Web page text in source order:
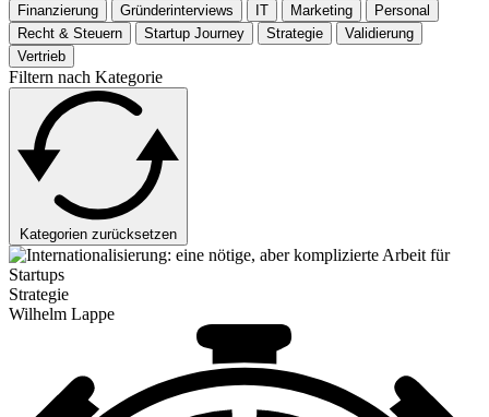
Finanzierung Gründerinterviews IT Marketing
Personal
Recht & Steuern
Startup Journey Strategie
Validierung
Vertrieb
Filtern nach Kategorie
Kategorien zurücksetzen
Strategie
Wilhelm Lappe